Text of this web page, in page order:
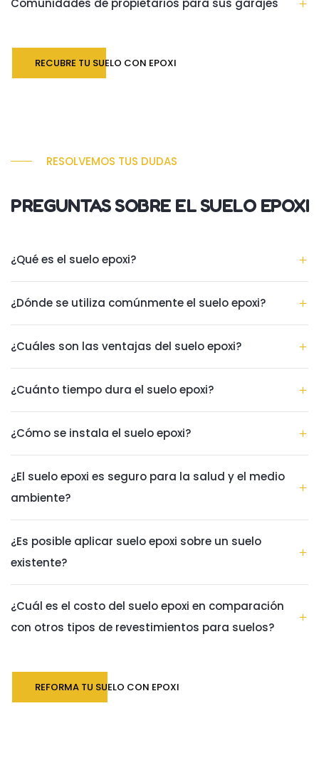
Comunidades de propietarios para sus garajes
RECUBRE TU SUELO CON EPOXI
RESOLVEMOS TUS DUDAS
PREGUNTAS SOBRE EL SUELO EPOXI
¿Qué es el suelo epoxi?
¿Dónde se utiliza comúnmente el suelo epoxi?
¿Cuáles son las ventajas del suelo epoxi?
¿Cuánto tiempo dura el suelo epoxi?
¿Cómo se instala el suelo epoxi?
¿El suelo epoxi es seguro para la salud y el medio
ambiente?
¿Es posible aplicar suelo epoxi sobre un suelo
existente?
¿Cuál es el costo del suelo epoxi en comparación
con otros tipos de revestimientos para suelos?
REFORMA TU SUELO CON EPOXI